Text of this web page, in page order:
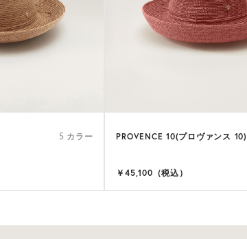
5 カラー PROVENCE 10(プロヴァンス 10)
￥45,100（税込）